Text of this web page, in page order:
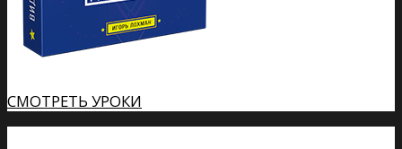
СМОТРЕТЬ УРОКИ